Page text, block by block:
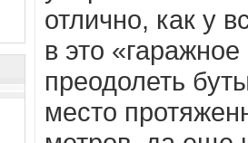
отлично, как у
в это
преодолеть
место